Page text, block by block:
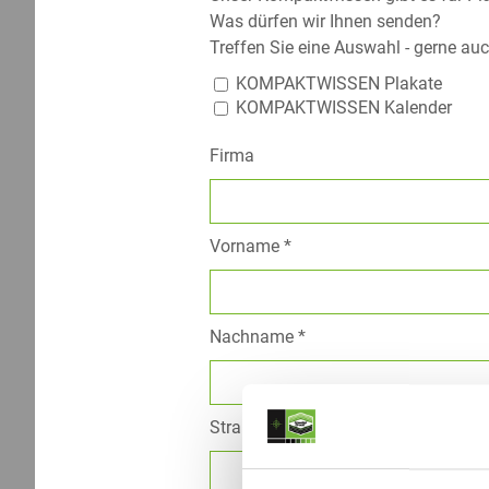
Was dürfen wir Ihnen senden?
Treffen Sie eine Auswahl - gerne
KOMPAKTWISSEN Plakate
KOMPAKTWISSEN Kalender
Firma
Vorname *
Nachname *
Straße *